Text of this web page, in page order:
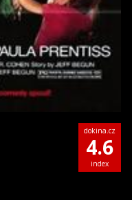
dokina.cz
4.6
index